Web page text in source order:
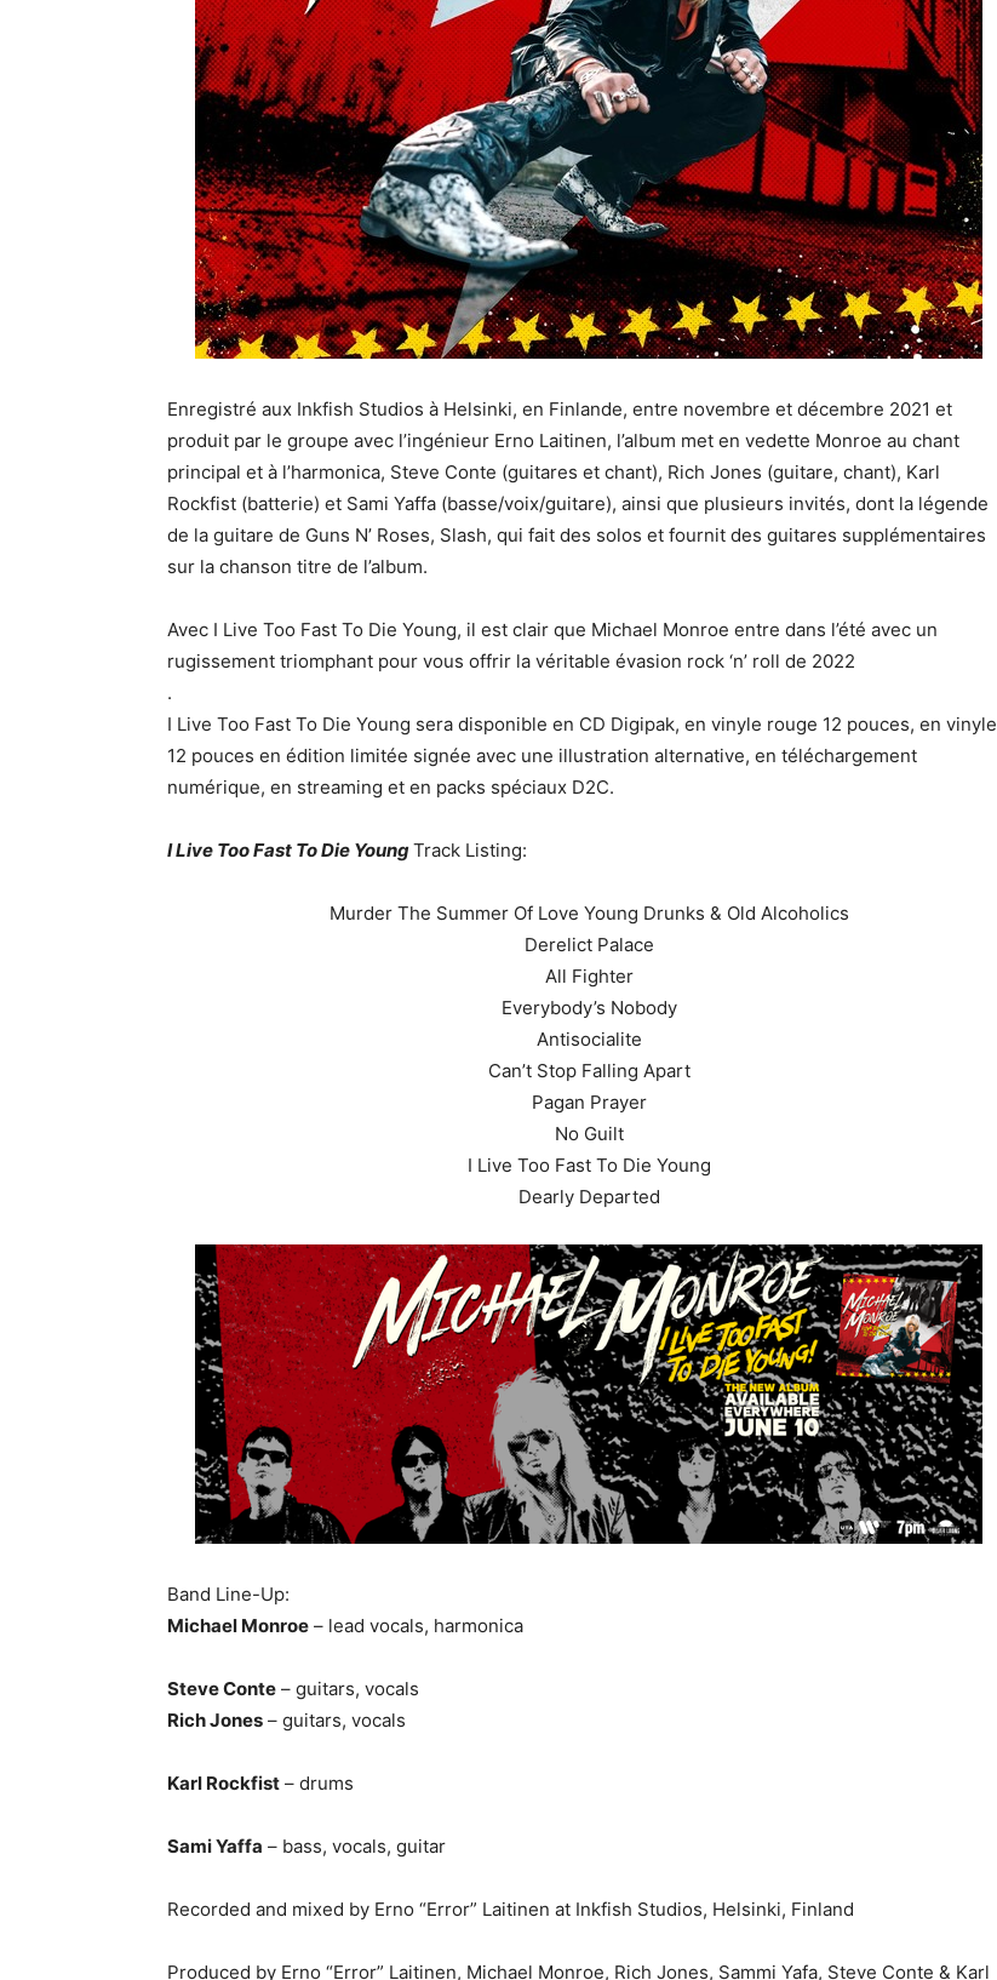
Enregistré aux Inkfish Studios à Helsinki, en Finlande, entre novembre et décembre 2021 et
produit par le groupe avec l’ingénieur Erno Laitinen, l’album met en vedette Monroe au chant
principal et à l’harmonica, Steve Conte (guitares et chant), Rich Jones (guitare, chant), Karl
Rockfist (batterie) et Sami Yaffa (basse/voix/guitare), ainsi que plusieurs invités, dont la légende
de la guitare de Guns N’ Roses, Slash, qui fait des solos et fournit des guitares supplémentaires
sur la chanson titre de l’album.
Avec I Live Too Fast To Die Young, il est clair que Michael Monroe entre dans l’été avec un
rugissement triomphant pour vous offrir la véritable évasion rock ‘n’ roll de 2022
.
I Live Too Fast To Die Young sera disponible en CD Digipak, en vinyle rouge 12 pouces, en vinyle
12 pouces en édition limitée signée avec une illustration alternative, en téléchargement
numérique, en streaming et en packs spéciaux D2C.
I Live Too Fast To Die YoungTrack Listing:
Murder The Summer Of Love Young Drunks & Old Alcoholics
Derelict Palace
All Fighter
Everybody’s Nobody
Antisocialite
Can’t Stop Falling Apart
Pagan Prayer
No Guilt
I Live Too Fast To Die Young
Dearly Departed
Band Line-Up:
Michael Monroe – lead vocals, harmonica
Steve Conte – guitars, vocals
Rich Jones – guitars, vocals
Karl Rockfist – drums
Sami Yaffa – bass, vocals, guitar
Recorded and mixed by Erno “Error” Laitinen at Inkfish Studios, Helsinki, Finland
Produced by Erno “Error” Laitinen, Michael Monroe, Rich Jones, Sammi Yafa, Steve Conte & Karl